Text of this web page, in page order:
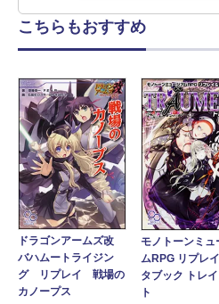
こちらもおすすめ
ドラゴンアームズ改
バハムートライジン
グ リプレイ 戦場の
カノープス
モノトーンミュ
ムRPG リプレ
タブック トレ
ト